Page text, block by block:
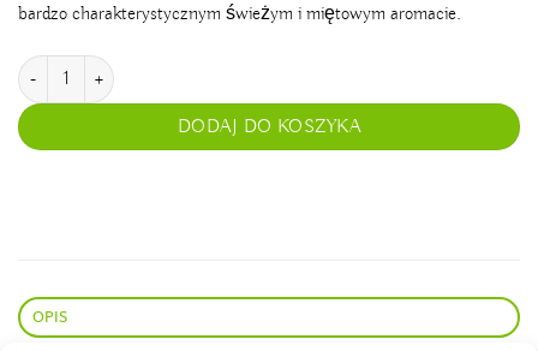
bardzo charakterystycznym świeżym i miętowym aromacie.
ilość Mięta pieprzowa
DODAJ DO KOSZYKA
OPIS